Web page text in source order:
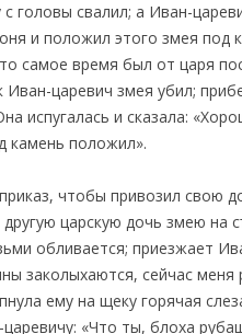
свалил; а Иван-
и положил этого змея
самое время был от царя
царевич змея убил;
испугалась и сказала:
камень положил».
чтобы привозил свою
царскую дочь змею на
обливается; приезжает
заколыхаются, сейчас
ему на щеку горячая
«Что ты, блоха